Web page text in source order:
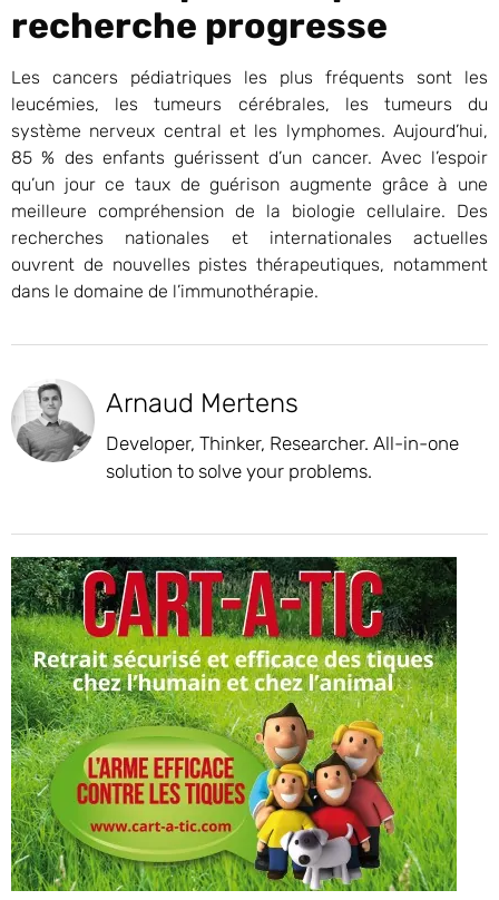
recherche progresse
Les cancers pédiatriques les plus fréquents sont les
leucémies, les tumeurs cérébrales, les tumeurs du
système nerveux central et les lymphomes. Aujourd’hui,
85 % des enfants guérissent d’un cancer. Avec l’espoir
qu’un jour ce taux de guérison augmente grâce à une
meilleure compréhension de la biologie cellulaire. Des
recherches nationales et internationales actuelles
ouvrent de nouvelles pistes thérapeutiques, notamment
dans le domaine de l’immunothérapie.
Arnaud Mertens
Developer, Thinker, Researcher. All-in-one
solution to solve your problems.